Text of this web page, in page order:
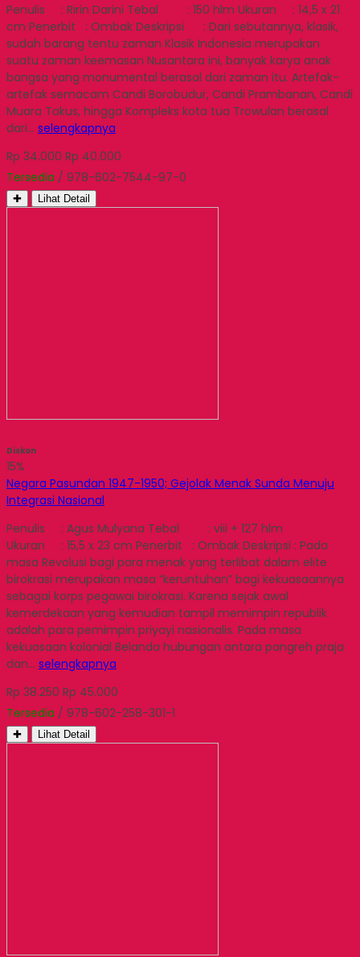
Penulis : Ririn Darini Tebal : 150 hlm Ukuran : 14,5 x 21
cm Penerbit : Ombak Deskripsi : Dari sebutannya, klasik,
sudah barang tentu zaman Klasik Indonesia merupakan
suatu zaman keemasan Nusantara ini, banyak karya anak
bangsa yang monumental berasal dari zaman itu. Artefak-
artefak semacam Candi Borobudur, Candi Prambanan, Candi
Muara Takus, hingga Kompleks kota tua Trowulan berasal
dari… selengkapnya
Rp 34.000 Rp 40.000
Tersedia / 978-602-7544-97-0
✚ Lihat Detail
Diskon
15%
Negara Pasundan 1947-1950; Gejolak Menak Sunda Menuju
Integrasi Nasional
Penulis : Agus Mulyana Tebal : viii + 127 hlm
Ukuran : 15,5 x 23 cm Penerbit : Ombak Deskripsi : Pada
masa Revolusi bagi para menak yang terlibat dalam elite
birokrasi merupakan masa “keruntuhan” bagi kekuasaannya
sebagai korps pegawai birokrasi. Karena sejak awal
kemerdekaan yang kemudian tampil memimpin republik
adalah para pemimpin priyayi nasionalis. Pada masa
kekuasaan kolonial Belanda hubungan antara pangreh praja
dan… selengkapnya
Rp 38.250 Rp 45.000
Tersedia / 978-602-258-301-1
✚ Lihat Detail